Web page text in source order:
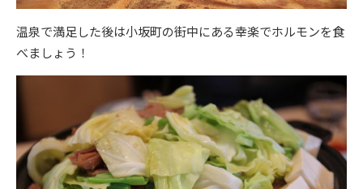
温泉で満足した後は小坂町の街中にある幸楽でホルモンを食
べましょう！